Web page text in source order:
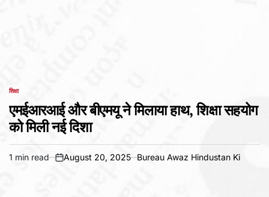
POSTED
शिक्षा
एमईआरआई और बीएमयू ने मिलाया हाथ, शिक्षा सहयोग
को मिली नई दिशा
Estimated
1 min read
on
August 20, 2025 Bureau Awaz Hindustan Ki